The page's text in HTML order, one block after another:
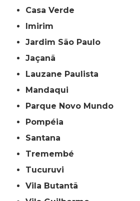
Casa Verde
Imirim
Jardim São Paulo
Jaçanã
Lauzane Paulista
Mandaqui
Parque Novo Mundo
Pompéia
Santana
Tremembé
Tucuruvi
Vila Butantã